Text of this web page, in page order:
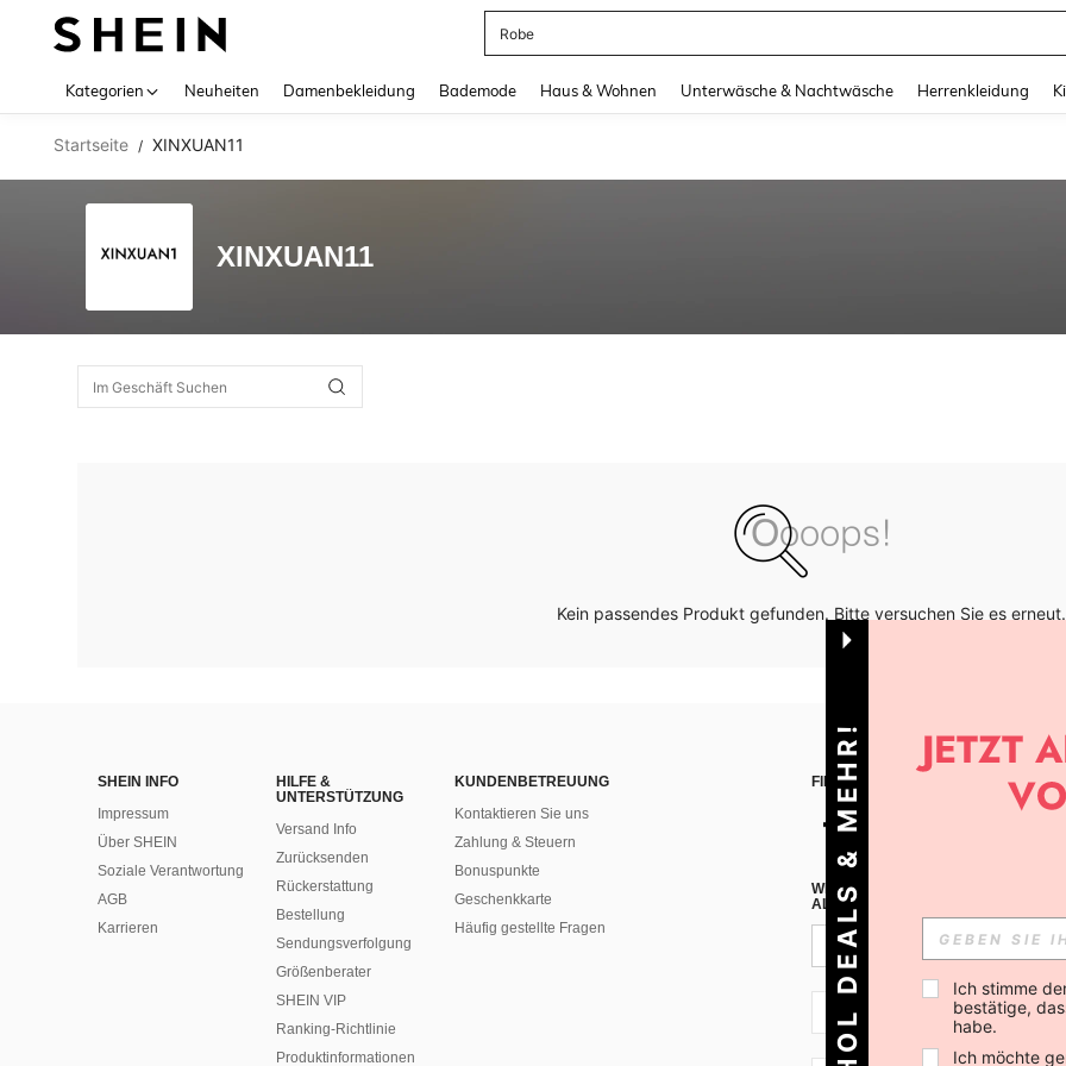
Robe
Kategorien Neuheiten Damenbekleidung Bademode Haus & Wohnen Unterwäsche & Nachtwäsche Herrenkleidung
Startseite / XINXUAN11
XINXUAN11
Kein passendes Produkt gefunden. Bitte versuchen Sie es erneut.
SHEIN INFO
Impressum
Über SHEIN
Soziale Verantwortung
AGB
Karrieren
HILFE &
UNTERSTÜTZUNG
Versand Info
Zurücksenden
Rückerstattung
Bestellung
Sendungsverfolgung
Größenberater
SHEIN VIP
Ranking-Richtlinie
​Produktinformationen
KUNDENBETREUUNG
Kontaktieren Sie uns
Zahlung & Steuern
Bonuspunkte
Geschenkkarte
Häufig gestellte Fragen
FINDEN SIE UNS AUF
WENN DU DICH FÜR UNSEREN
ALLEN ANDEREN ERFAHREN (DU
CH + 41
HOL DEALS & MEHR! Ich stimme
bestätige,
habe.
Ich möchte